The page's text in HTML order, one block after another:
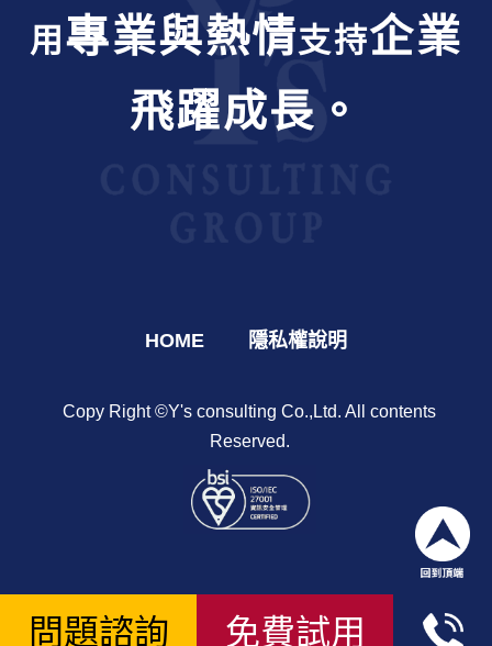
問題諮詢 免費試用
用 專業與熱情支持企業
飛躍成長。
HOME 隱私權說明
Copy Right ©Y's consulting Co.,Ltd. All contents
Reserved.